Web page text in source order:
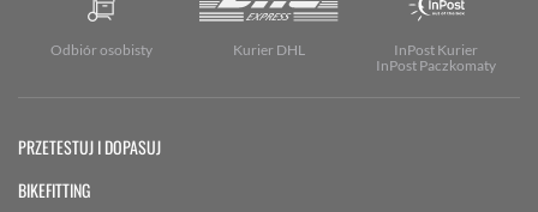
Odbiór osobisty Kurier DHL
InPost Kurier
InPost Paczkomaty
PRZETESTUJ I DOPASUJ
BIKEFITTING